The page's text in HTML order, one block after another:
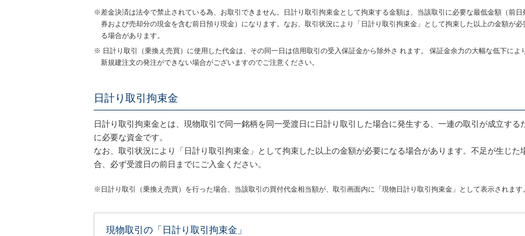
※差金決済は法令で禁止されている為、お取引できません。日計り取引拘束金として拘束する金額は、当該取引に必要な最低金額（前日
券および売却分の現金を含む前日預り現金）になります。なお、取引状況により「日計り取引拘束金」として拘束した以上の金額が必
る場合があります。
※ 日計り取引（乗換え売買）に使用した代金は、その同一日は信用取引の受入保証金から除外さ れます。 保証金余力の大幅な低下によ
新規建注文の発注ができない場合がございますのでご注意ください。
日計り取引拘束金
日計り取引拘束金とは、現物取引で同一銘柄を同一受渡日に日計り取引した場合に発生する、一連の取引が成立する
に必要な資金です。
なお、取引状況により「日計り取引拘束金」として拘束した以上の金額が必要になる場合があります。不足が生じた
合、必ず受渡日の前日までにご入金ください。
※日計り取引（乗換え売買）を行った場合、当該取引の買付代金相当額が、取引画面内に「現物日計り取引拘束金」として表示されます。
現物取引の「日計り取引拘束金」